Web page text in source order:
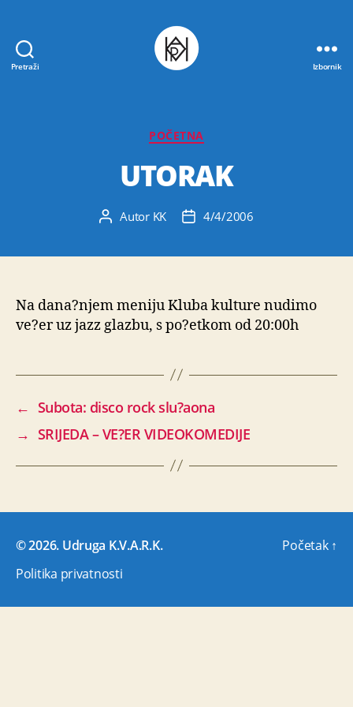
Pretraži Izbornik
Kategorije
POČETNA
UTORAK
AutorAutor KK
Datum
4/4/2006
Na dana?njem meniju Kluba kulture nudimo
ve?er uz jazz glazbu, s po?etkom od 20:00h
← Subota: disco rock slu?aona
→ SRIJEDA – VE?ER VIDEOKOMEDIJE
© 2026. Udruga K.V.A.R.K.
Politika privatnosti
Početak ↑